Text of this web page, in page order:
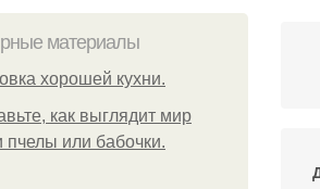
материалы
хорошей кухни.
как выглядит мир
пчелы или бабочки.